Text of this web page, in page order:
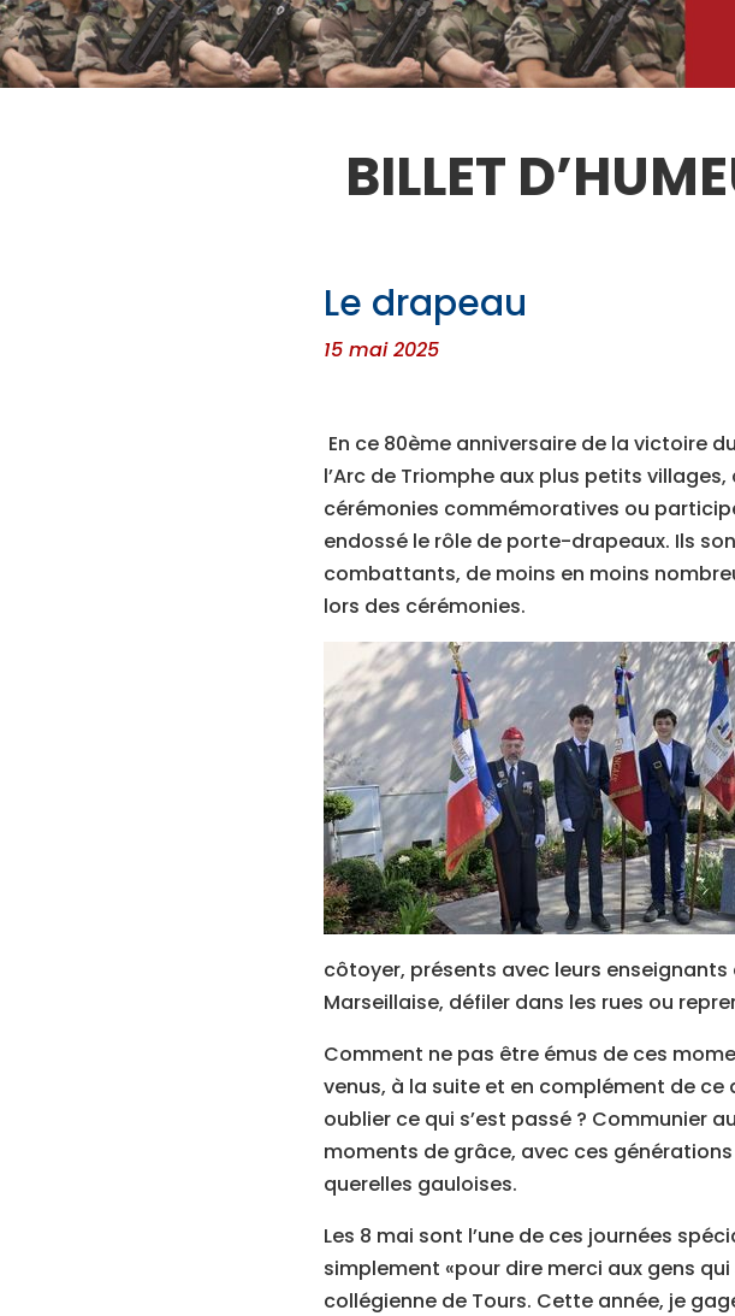
BILLET
Le drapeau
15 mai 2025
En ce 80ème anniversaire de la victoire
l’Arc de Triomphe aux plus petits
cérémonies commémoratives ou
endossé le rôle de porte-drapeaux. Ils
combattants, de moins en moins
lors des cérémonies.
côtoyer, présents avec leurs
Marseillaise, défiler dans les rues ou
Comment ne pas être émus de ces
venus, à la suite et en complément de
oublier ce qui s’est passé ? Communier
moments de grâce, avec ces
querelles gauloises.
Les 8 mai sont l’une de ces journées
simplement «pour dire merci aux gens
collégienne de Tours. Cette année, je